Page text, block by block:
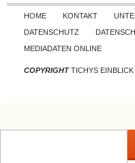
HOME KONTAKT
DATENSCHUTZ
MEDIADATEN ONLINE
COPYRIGHTTICHYS EINBLICK